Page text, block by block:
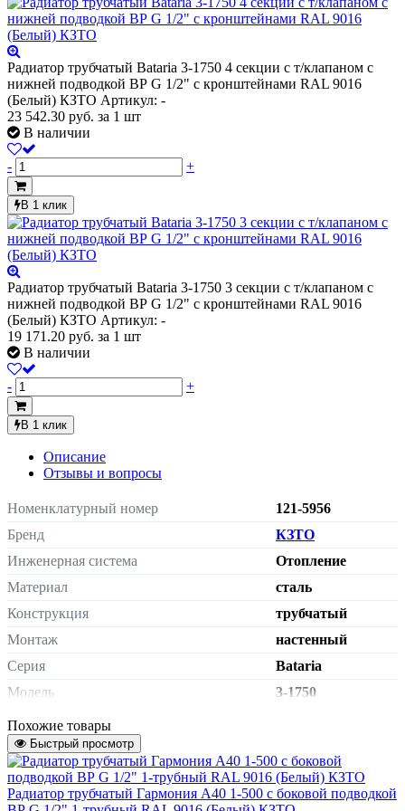
Радиатор трубчатый Bataria 3-1750 4 секции с т/клапаном с
нижней подводкой ВР G 1/2" с кронштейнами RAL 9016
(Белый) КЗТО Артикул: -
23 542.30 руб. за 1 шт
В наличии
- +
В 1 клик
Радиатор трубчатый Bataria 3-1750 3 секции с т/клапаном с
нижней подводкой ВР G 1/2" с кронштейнами RAL 9016
(Белый) КЗТО Артикул: -
19 171.20 руб. за 1 шт
В наличии
- +
В 1 клик
Описание
Отзывы и вопросы
Номенклатурный номер
121-5956
Бренд
КЗТО
Инженерная система
Отопление
Материал
сталь
Конструкция
трубчатый
Монтаж
настенный
Серия
Bataria
Модель
3-1750
Тип подключения
Сторона подключения
универсальная
Подключение к системе отопления
внутренняя
резьба G 1/2"
Похожие товары
Быстрый просмотр
Радиатор трубчатый Гармония А40 1-500 с боковой подводкой